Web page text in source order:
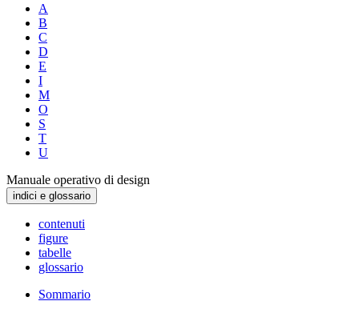
A
B
C
D
E
I
M
O
S
T
U
Manuale operativo di design
indici e glossario
contenuti
figure
tabelle
glossario
Sommario